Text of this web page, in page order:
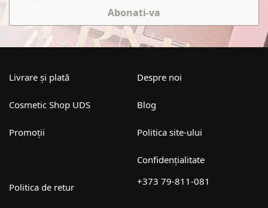
Abonati-va
Livrare și plată
Cosmetic Shop UDS
Promoții
Despre noi
Blog
Politica site-ului
Confidențialitate
Politica de retur +373 79-811-081